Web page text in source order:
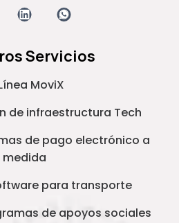
Servicios
MoviX
de infraestructura Tech
de pago electrónico a
medida
para transporte
de apoyos sociales